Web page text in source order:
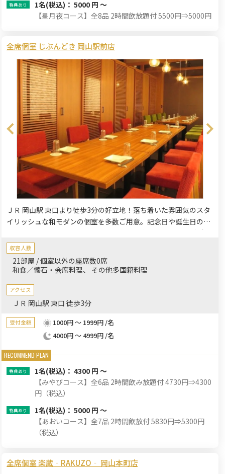
1名(税込)： 5000 円 ～
【星月夜コース】全8品 2時間飲放題付 5500円⇒5000円
全席個室 じぶんどき 岡山駅前店
ＪＲ 岡山駅 東口より徒歩3分の好立地！落ち着いた雰囲気のスタ
イリッシュな和モダンの個室を多数ご用意。記念日や誕生日のお
祝いにぴったりの懐石など飲み放題付きの多彩なコースがござい
ます。鮮度抜群の海の幸や山の幸、旬の食材をふんだんに使った
お料理と厳選した美味しいお酒の数々とともに、お祝いの時間を
ゆっくりとお過ごしください。
収容人数
21部屋 / 個室以外の座席数0席
和食／懐石・会席料理
その他多国籍料理
アクセス
ＪＲ 岡山駅 東口 徒歩3分
受付金額
1000円 ～ 1999円 /名
4000円 ～ 4999円 /名
1名(税込)： 4300 円 ～
【みやびコース】全6品 2時間飲み放題付 4730円⇒4300
円（税込）
1名(税込)： 5000 円 ～
【あおいコース】全7品 2時間飲放付 5830円⇒5300円
（税込）
全席個室 楽蔵‐RAKUZO‐ 岡山本町店